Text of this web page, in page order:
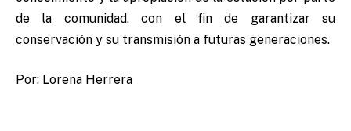
de la comunidad, con el fin de garantizar su
conservación y su transmisión a futuras generaciones.
Por: Lorena Herrera